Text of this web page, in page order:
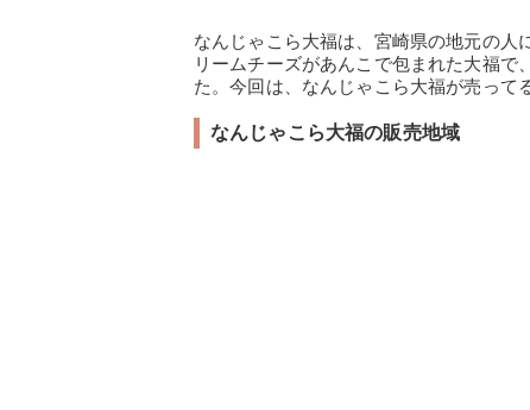
なんじゃこら大福は、宮崎県の地元の人
リームチーズがあんこで包まれた大福
た。今回は、なんじゃこら大福が売って
なんじゃこら大福の販売地域